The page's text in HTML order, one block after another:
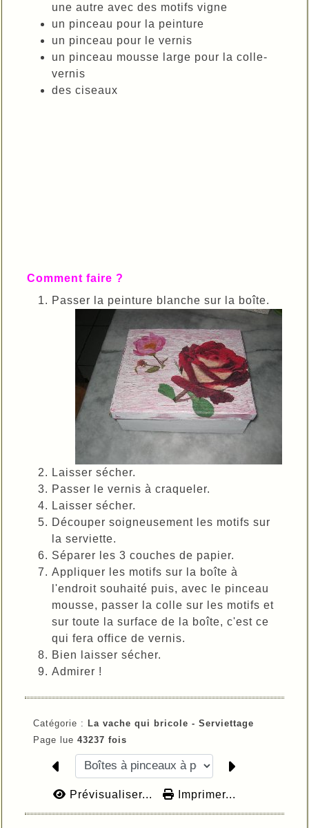
une autre avec des motifs vigne
un pinceau pour la peinture
un pinceau pour le vernis
un pinceau mousse large pour la colle-
vernis
des ciseaux
Comment faire ?
Passer la peinture blanche sur la boîte.
Laisser sécher.
Passer le vernis à craqueler.
Laisser sécher.
Découper soigneusement les motifs sur
la serviette.
Séparer les 3 couches de papier.
Appliquer les motifs sur la boîte à
l'endroit souhaité puis, avec le pinceau
mousse, passer la colle sur les motifs et
sur toute la surface de la boîte, c'est ce
qui fera office de vernis.
Bien laisser sécher.
Admirer !
Catégorie : La vache qui bricole - Serviettage
Page lue 43237 fois
Prévisualiser... Imprimer...